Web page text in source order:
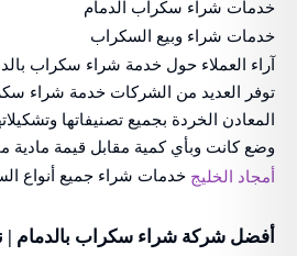
خدمات شراء سكراب الدمام
خدمات شراء وبيع السكراب
آراء العملاء حول خدمة شراء سكراب
توفر العديد من الشركات خدمة شراء
المعادن الخردة بجميع تصنيفاتها
وضع كانت وبأي كمية مقابل قيمة مادية
أمجاد الخليج خدمات شراء جميع أنواع
أفضل شركة شراء سكراب بالدمام |